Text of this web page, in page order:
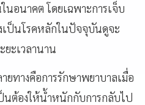
นอนาคต โดยเฉพาะการเจ็บ
เป็นโรคหลักในปัจจุบันดูจะ
ยะเวลานาน
ทางคือการรักษาพยาบาลเมื่อ
นต้องให้น้ำหนักกับการกลับไป